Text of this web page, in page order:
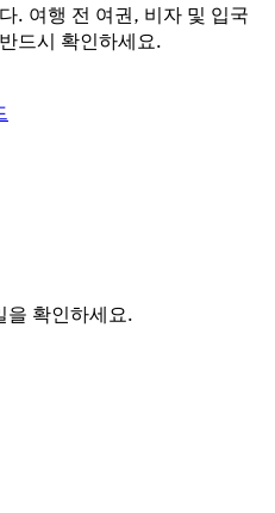
. 여행 전 여권, 비자 및 입국
드시 확인하세요.
을 확인하세요.